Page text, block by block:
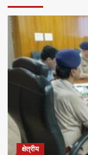
क्षेत्रीय